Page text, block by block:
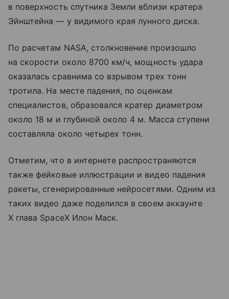
в поверхность спутника Земли вблизи кратера
Эйнштейна — у видимого края лунного диска.
По расчетам NASA, столкновение произошло
на скорости около 8700 км/ч, мощность удара
оказалась сравнима со взрывом трех тонн
тротила. На месте падения, по оценкам
специалистов, образовался кратер диаметром
около 18 м и глубиной около 4 м. Масса ступени
составляла около четырех тонн.
Отметим, что в интернете распространяются
также фейковые иллюстрации и видео падения
ракеты, сгенерированные нейросетями. Одним из
таких видео даже поделился в своем аккаунте
X глава SpaceX Илон Маск.